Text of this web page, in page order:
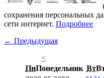
сохранения персональных
сети интернет. Подробнее
← Предыдущая
<
ПнПонедельник Вт